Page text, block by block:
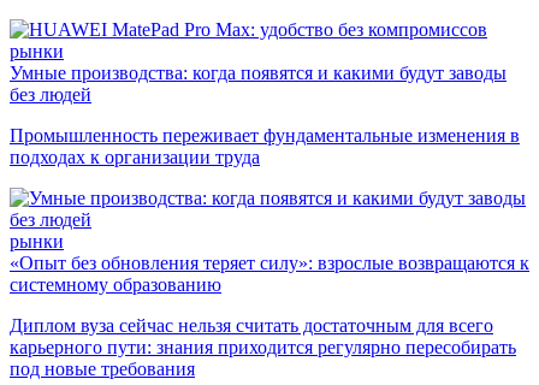
рынки
Умные производства: когда появятся и какими будут заводы
без людей
Промышленность переживает фундаментальные изменения в
подходах к организации труда
рынки
«Опыт без обновления теряет силу»: взрослые возвращаются к
системному образованию
Диплом вуза сейчас нельзя считать достаточным для всего
карьерного пути: знания приходится регулярно пересобирать
под новые требования